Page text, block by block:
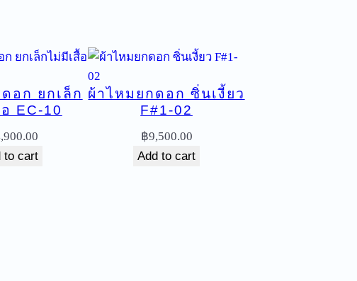
อก ยกเล็ก
EC-10
to cart
ผ้าไหมยกดอก ซิ่นเงี้ยว
F#1-02
฿9,500.00
Add to cart